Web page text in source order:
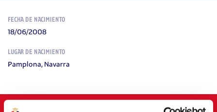
FECHA DE NACIMIENTO
18/06/2008
LUGAR DE NACIMIENTO
Pamplona, Navarra